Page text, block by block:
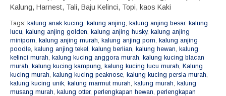
Kalung, Harnest, Tali, Baju Kelinci, Topi, kaos Kaki
Tags: kalung anak kucing, kalung anjing, kalung anjing besar. kalung
lucu, kalung anjing golden, kalung anjing husky, kalung anjing
minipom, kalung anjing murah, kalung anjing pom, kalung anjing
poodle, kalung anjing tekel , kalung berlian, kalung hewan, kalung
kelinci murah, kalung kucing anggora murah, kalung kucing blacan
murah, kalung kucing kampung, kalung kucing lucu murah, Kalung
kucing murah, kalung kucing peaknose, kalung kucing persia murah,
kalung kucing unik, kalung marmut murah, kalung murah, kalung
musang murah, kalung otter, perlengkapan hewan, perlengkapan